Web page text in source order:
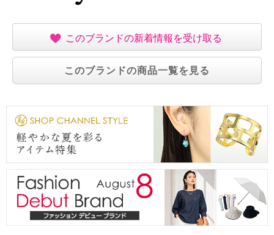
このブランドの新着情報を受け取る
このブランドの商品一覧を見る